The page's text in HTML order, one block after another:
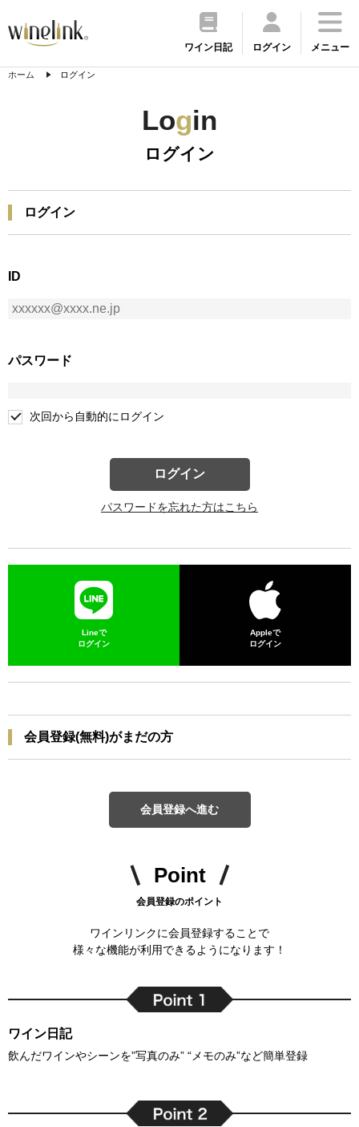
ワイン日記 ログイン メニュー
ホーム ログイン
Login
ログイン
ログイン
ID
パスワード
次回から自動的にログイン
ログイン
パスワードを忘れた方はこちら
Lineで
ログイン
Appleで
ログイン
会員登録(無料)がまだの方
会員登録へ進む
Point
会員登録のポイント
ワインリンクに会員登録することで
様々な機能が利用できるようになります！
ワイン日記
飲んだワインやシーンを”写真のみ” “メモのみ”など簡単登録